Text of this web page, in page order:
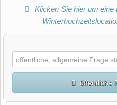
Klicken Sie hier um eine
öffentliche